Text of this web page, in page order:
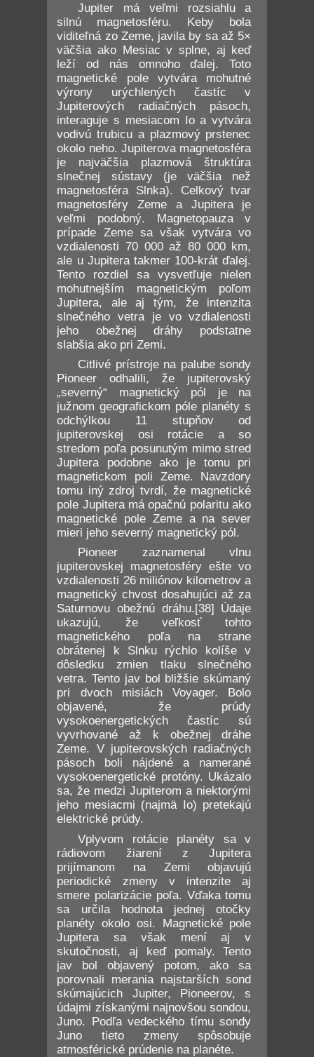
Jupiter má veľmi rozsiahlu a
silnú magnetosféru. Keby bola
viditeľná zo Zeme, javila by sa až 5×
väčšia ako Mesiac v splne, aj keď
leží od nás omnoho ďalej. Toto
magnetické pole vytvára mohutné
výrony urýchlených častíc v
Jupiterových radiačných pásoch,
interaguje s mesiacom Io a vytvára
vodivú trubicu a plazmový prstenec
okolo neho. Jupiterova magnetosféra
je najväčšia plazmová štruktúra
slnečnej sústavy (je väčšia než
magnetosféra Slnka). Celkový tvar
magnetosféry Zeme a Jupitera je
veľmi podobný. Magnetopauza v
prípade Zeme sa však vytvára vo
vzdialenosti 70 000 až 80 000 km,
ale u Jupitera takmer 100-krát ďalej.
Tento rozdiel sa vysvetľuje nielen
mohutnejším magnetickým poľom
Jupitera, ale aj tým, že intenzita
slnečného vetra je vo vzdialenosti
jeho obežnej dráhy podstatne
slabšia ako pri Zemi.
Citlivé prístroje na palube sondy
Pioneer odhalili, že jupiterovský
„severný“ magnetický pól je na
južnom geografickom póle planéty s
odchýlkou 11 stupňov od
jupiterovskej osi rotácie a so
stredom poľa posunutým mimo stred
Jupitera podobne ako je tomu pri
magnetickom poli Zeme. Navzdory
tomu iný zdroj tvrdí, že magnetické
pole Jupitera má opačnú polaritu ako
magnetické pole Zeme a na sever
mieri jeho severný magnetický pól.
Pioneer zaznamenal vlnu
jupiterovskej magnetosféry ešte vo
vzdialenosti 26 miliónov kilometrov a
magnetický chvost dosahujúci až za
Saturnovu obežnú dráhu.[38] Údaje
ukazujú, že veľkosť tohto
magnetického poľa na strane
obrátenej k Slnku rýchlo kolíše v
dôsledku zmien tlaku slnečného
vetra. Tento jav bol bližšie skúmaný
pri dvoch misiách Voyager. Bolo
objavené, že prúdy
vysokoenergetických častíc sú
vyvrhované až k obežnej dráhe
Zeme. V jupiterovských radiačných
pásoch boli nájdené a namerané
vysokoenergetické protóny. Ukázalo
sa, že medzi Jupiterom a niektorými
jeho mesiacmi (najmä Io) pretekajú
elektrické prúdy.
Vplyvom rotácie planéty sa v
rádiovom žiarení z Jupitera
prijímanom na Zemi objavujú
periodické zmeny v intenzite aj
smere polarizácie poľa. Vďaka tomu
sa určila hodnota jednej otočky
planéty okolo osi. Magnetické pole
Jupitera sa však mení aj v
skutočnosti, aj keď pomaly. Tento
jav bol objavený potom, ako sa
porovnali merania najstarších sond
skúmajúcich Jupiter, Pioneerov, s
údajmi získanými najnovšou sondou,
Juno. Podľa vedeckého tímu sondy
Juno tieto zmeny spôsobuje
atmosférické prúdenie na planéte.